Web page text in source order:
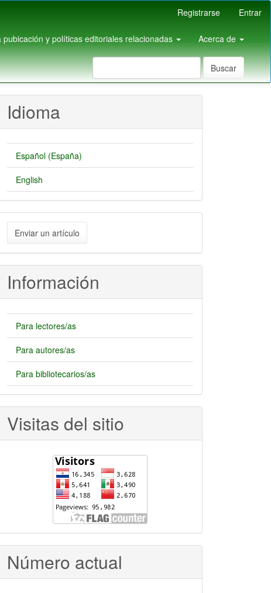
Registrarse Entrar
pubicación y políticas editoriales relacionadas Acerca de
Buscar
Idioma
Español (España)
English
Enviar
unEnviar un artículo
Información
Para lectores/as
Para autores/as
Para bibliotecarios/as
Visitas del sitio
Número actual